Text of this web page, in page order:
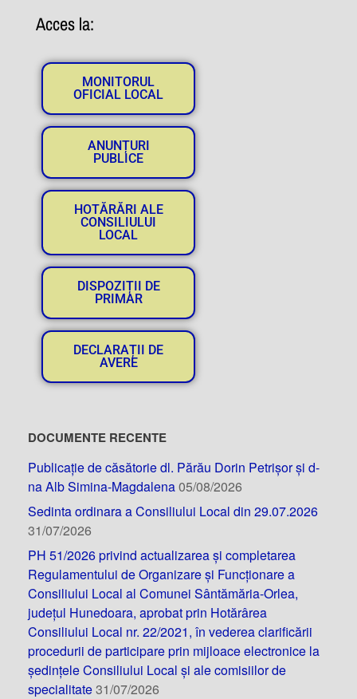
Acces la:
MONITORUL
OFICIAL LOCAL
ANUNȚURI
PUBLICE
HOTĂRĂRI ALE
CONSILIULUI
LOCAL
DISPOZIȚII DE
PRIMAR
DECLARAȚII DE
AVERE
DOCUMENTE RECENTE
Publicație de căsătorie dl. Părău Dorin Petrișor și d-
na Alb Simina-Magdalena05/08/2026
Sedinta ordinara a Consiliului Local din 29.07.2026
31/07/2026
PH 51/2026 privind actualizarea și completarea
Regulamentului de Organizare și Funcționare a
Consiliului Local al Comunei Sântămăria-Orlea,
județul Hunedoara, aprobat prin Hotărârea
Consiliului Local nr. 22/2021, în vederea clarificării
procedurii de participare prin mijloace electronice la
ședințele Consiliului Local și ale comisiilor de
specialitate31/07/2026